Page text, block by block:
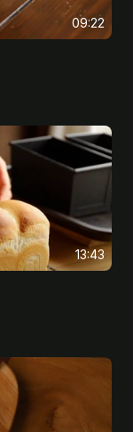
09:22
13:43